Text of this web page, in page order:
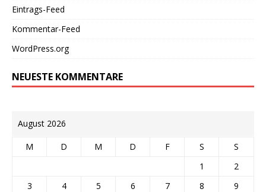
Eintrags-Feed
Kommentar-Feed
WordPress.org
NEUESTE KOMMENTARE
August 2026
M D M D F S
S
1
2
3
4 5 6 7 8
9